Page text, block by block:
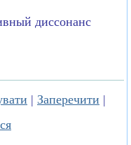
диссонанс
| Заперечити |